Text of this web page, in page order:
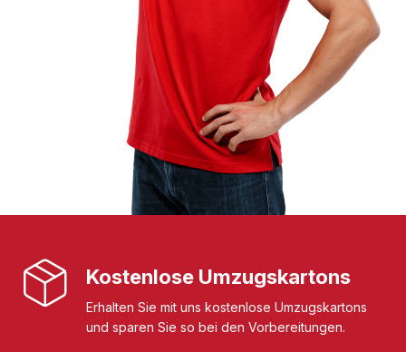
Kostenlose Umzugskartons
Erhalten Sie mit uns kostenlose Umzugskartons
und sparen Sie so bei den Vorbereitungen.